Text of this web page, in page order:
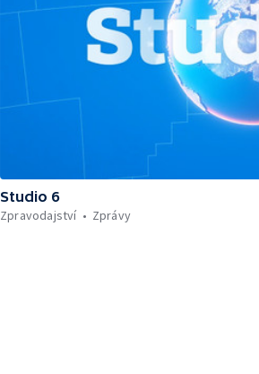
Studio 6
Zpravodajství
Zprávy